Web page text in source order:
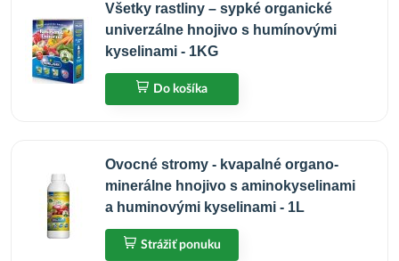
Všetky rastliny – sypké organické
univerzálne hnojivo s humínovými
kyselinami - 1KG
Do košíka
Ovocné stromy - kvapalné organo-
minerálne hnojivo s aminokyselinami
a huminovými kyselinami - 1L
Strážiť ponuku